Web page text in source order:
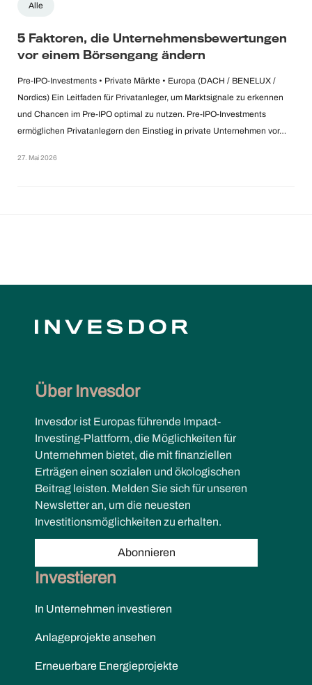
Alle
5 Faktoren, die Unternehmensbewertungen
vor einem Börsengang ändern
Pre-IPO-Investments • Private Märkte • Europa (DACH / BENELUX /
Nordics) Ein Leitfaden für Privatanleger, um Marktsignale zu erkennen
und Chancen im Pre-IPO optimal zu nutzen. Pre-IPO-Investments
ermöglichen Privatanlegern den Einstieg in private Unternehmen vor…
27. Mai 2026
Über Invesdor
Invesdor ist Europas führende Impact-
Investing-Plattform, die Möglichkeiten für
Unternehmen bietet, die mit finanziellen
Erträgen einen sozialen und ökologischen
Beitrag leisten. Melden Sie sich für unseren
Newsletter an, um die neuesten
Investitionsmöglichkeiten zu erhalten.
Abonnieren
Investieren
In Unternehmen investieren
Anlageprojekte ansehen
Erneuerbare Energieprojekte